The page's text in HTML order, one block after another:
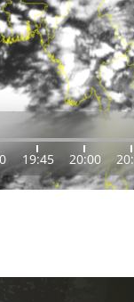
19:45 20:00